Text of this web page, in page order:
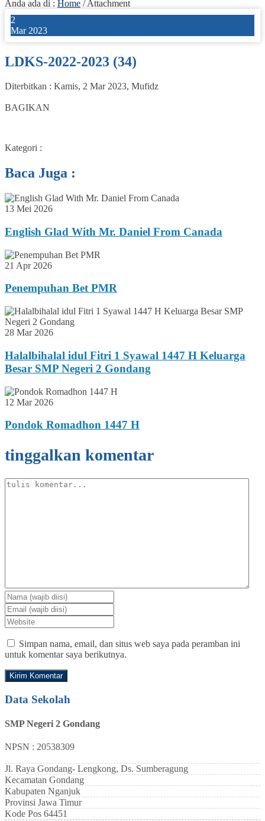
Anda ada di : Home / Attachment
2
Mar 2023
LDKS-2022-2023 (34)
Diterbitkan : Kamis, 2 Mar 2023, Mufidz
BAGIKAN
Kategori :
Baca Juga :
13 Mei 2026
English Glad With Mr. Daniel From Canada
21 Apr 2026
Penempuhan Bet PMR
28 Mar 2026
Halalbihalal idul Fitri 1 Syawal 1447 H Keluarga
Besar SMP Negeri 2 Gondang
12 Mar 2026
Pondok Romadhon 1447 H
tinggalkan komentar
Simpan nama, email, dan situs web saya pada peramban ini
untuk komentar saya berikutnya.
Data Sekolah
SMP Negeri 2 Gondang
NPSN : 20538309
Jl. Raya Gondang- Lengkong, Ds. Sumberagung
Kecamatan Gondang
Kabupaten Nganjuk
Provinsi Jawa Timur
Kode Pos 64451